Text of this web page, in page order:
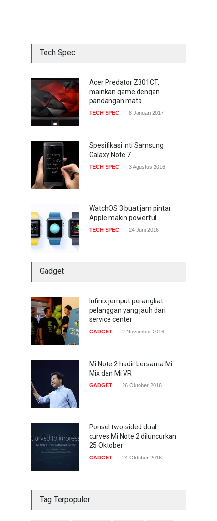
pandangan mata
TECH SPEC 8 Januari 2017
gencar
COMPUTING & SOFTWARE
Tech Spec
Acer Predator Z301CT,
mainkan game dengan
pandangan mata
TECH SPEC 8 Januari 2017
Spesifikasi inti Samsung
Galaxy Note 7
TECH SPEC 3 Agustus 2016
WatchOS 3 buat jam pintar
Apple makin powerful
TECH SPEC 24 Juni 2016
Gadget
Infinix jemput perangkat
pelanggan yang jauh dari
service center
GADGET 2 November 2016
Mi Note 2 hadir bersama Mi
Mix dan Mi VR
GADGET 26 Oktober 2016
Ponsel two-sided dual
curves Mi Note 2 diluncurkan
25 Oktober
GADGET 24 Oktober 2016
Tag Terpopuler